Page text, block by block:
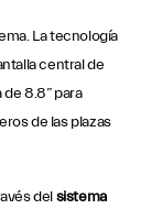
La tecnología
central de
de 8.8” para
de las plazas
delsistema